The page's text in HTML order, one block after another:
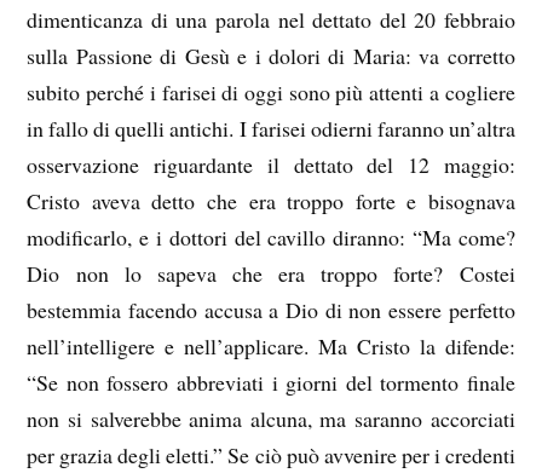
dimenticanza di una parola nel dettato del 20 febbraio
sulla Passione di Gesù e i dolori di Maria: va corretto
subito perché i farisei di oggi sono più attenti a cogliere
in fallo di quelli antichi. I farisei odierni faranno un’altra
osservazione riguardante il dettato del 12 maggio:
Cristo aveva detto che era troppo forte e bisognava
modificarlo, e i dottori del cavillo diranno: “Ma come?
Dio non lo sapeva che era troppo forte? Costei
bestemmia facendo accusa a Dio di non essere perfetto
nell’intelligere e nell’applicare. Ma Cristo la difende:
“Se non fossero abbreviati i giorni del tormento finale
non si salverebbe anima alcuna, ma saranno accorciati
per grazia degli eletti.” Se ciò può avvenire per i credenti